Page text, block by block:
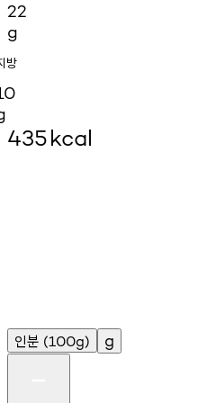
22
g
방
435kcal
인분 (100g) g